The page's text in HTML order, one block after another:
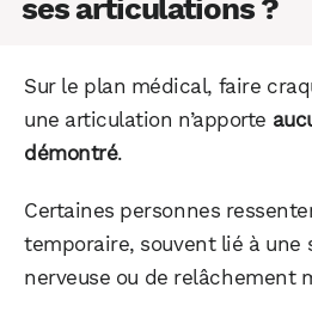
ses articulations ?
Sur le plan médical, faire
une articulation n’apporte
démontré.
Certaines personnes
temporaire, souvent lié à une
nerveuse ou de relâchement